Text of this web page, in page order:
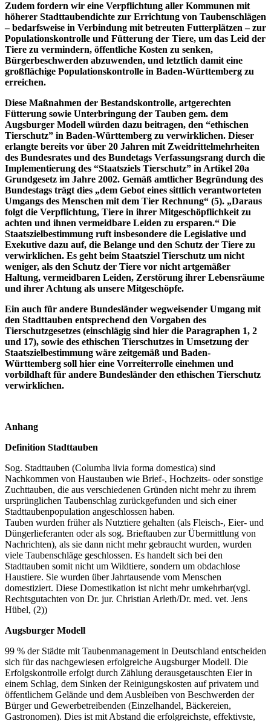
Zudem fordern wir eine Verpflichtung aller Kommunen mit
höherer Stadttaubendichte zur Errichtung von Taubenschlägen
– bedarfsweise in Verbindung mit betreuten Futterplätzen – zur
Populationskontrolle und Fütterung der Tiere, um das Leid der
Tiere zu vermindern, öffentliche Kosten zu senken,
Bürgerbeschwerden abzuwenden, und letztlich damit eine
großflächige Populationskontrolle in Baden-Württemberg zu
erreichen.
Diese Maßnahmen der Bestandskontrolle, artgerechten
Fütterung sowie Unterbringung der Tauben gem. dem
Augsburger Modell würden dazu beitragen, den “ethischen
Tierschutz” in Baden-Württemberg zu verwirklichen. Dieser
erlangte bereits vor über 20 Jahren mit Zweidrittelmehrheiten
des Bundesrates und des Bundetags Verfassungsrang durch die
Implementierung des “Staatsziels Tierschutz” in Artikel 20a
Grundgesetz im Jahre 2002. Gemäß amtlicher Begründung des
Bundestags trägt dies „dem Gebot eines sittlich verantworteten
Umgangs des Menschen mit dem Tier Rechnung“ (5). „Daraus
folgt die Verpflichtung, Tiere in ihrer Mitgeschöpflichkeit zu
achten und ihnen vermeidbare Leiden zu ersparen.“ Die
Staatszielbestimmung ruft insbesondere die Legislative und
Exekutive dazu auf, die Belange und den Schutz der Tiere zu
verwirklichen. Es geht beim Staatsziel Tierschutz um nicht
weniger, als den Schutz der Tiere vor nicht artgemäßer
Haltung, vermeidbaren Leiden, Zerstörung ihrer Lebensräume
und ihrer Achtung als unsere Mitgeschöpfe.
Ein auch für andere Bundesländer wegweisender Umgang mit
den Stadttauben entsprechend den Vorgaben des
Tierschutzgesetzes (einschlägig sind hier die Paragraphen 1, 2
und 17), sowie des ethischen Tierschutzes in Umsetzung der
Staatszielbestimmung wäre zeitgemäß und Baden-
Württemberg soll hier eine Vorreiterrolle einehmen und
vorbildhaft für andere Bundesländer den ethischen Tierschutz
verwirklichen.
Anhang
Definition Stadttauben
Sog. Stadttauben (Columba livia forma domestica) sind
Nachkommen von Haustauben wie Brief-, Hochzeits- oder sonstige
Zuchttauben, die aus verschiedenen Gründen nicht mehr zu ihrem
ursprünglichen Taubenschlag zurückgefunden und sich einer
Stadttaubenpopulation angeschlossen haben.
Tauben wurden früher als Nutztiere gehalten (als Fleisch-, Eier- und
Düngerlieferanten oder als sog. Brieftauben zur Übermittlung von
Nachrichten), als sie dann nicht mehr gebraucht wurden, wurden
viele Taubenschläge geschlossen. Es handelt sich bei den
Stadttauben somit nicht um Wildtiere, sondern um obdachlose
Haustiere. Sie wurden über Jahrtausende vom Menschen
domestiziert. Diese Domestikation ist nicht mehr umkehrbar(vgl.
Rechtsgutachten von Dr. jur. Christian Arleth/Dr. med. vet. Jens
Hübel, (2))
Augsburger Modell
99 % der Städte mit Taubenmanagement in Deutschland entscheiden
sich für das nachgewiesen erfolgreiche Augsburger Modell. Die
Erfolgskontrolle erfolgt durch Zählung derausgetauschten Eier in
einem Schlag, dem Sinken der Reinigungskosten auf privatem und
öffentlichem Gelände und dem Ausbleiben von Beschwerden der
Bürger und Gewerbetreibenden (Einzelhandel, Bäckereien,
Gastronomen). Dies ist mit Abstand die erfolgreichste, effektivste,